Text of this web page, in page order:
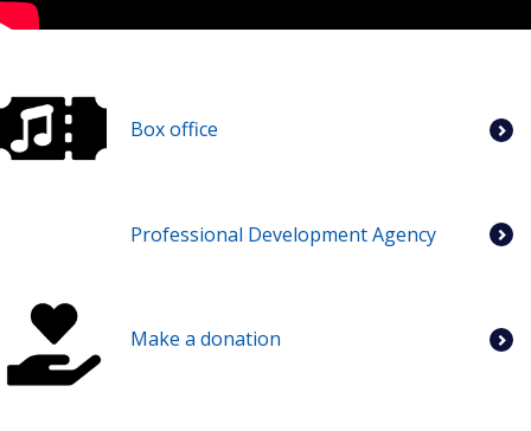
Box office
Professional Development Agency
Make a donation